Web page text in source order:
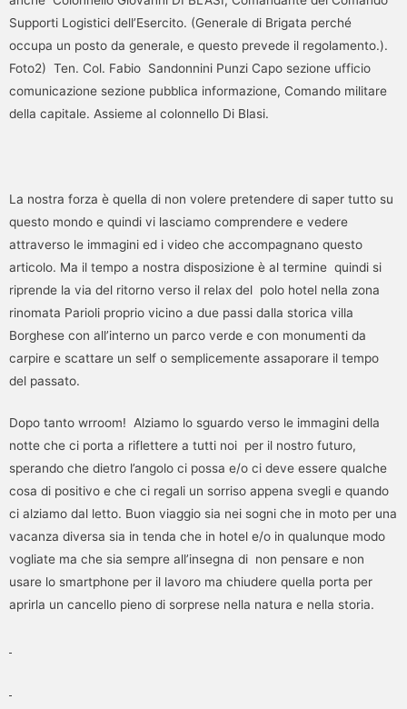
Supporti Logistici dell’Esercito. (Generale di Brigata perché
occupa un posto da generale, e questo prevede il regolamento.).
Foto2) Ten. Col. Fabio Sandonnini Punzi Capo sezione ufficio
comunicazione sezione pubblica informazione, Comando militare
della capitale. Assieme al colonnello Di Blasi.
La nostra forza è quella di non volere pretendere di saper tutto su
questo mondo e quindi vi lasciamo comprendere e vedere
attraverso le immagini ed i video che accompagnano questo
articolo. Ma il tempo a nostra disposizione è al termine quindi si
riprende la via del ritorno verso il relax del polo hotel nella zona
rinomata Parioli proprio vicino a due passi dalla storica villa
Borghese con all’interno un parco verde e con monumenti da
carpire e scattare un self o semplicemente assaporare il tempo
del passato.
Dopo tanto wrroom! Alziamo lo sguardo verso le immagini della
notte che ci porta a riflettere a tutti noi per il nostro futuro,
sperando che dietro l’angolo ci possa e/o ci deve essere qualche
cosa di positivo e che ci regali un sorriso appena svegli e quando
ci alziamo dal letto. Buon viaggio sia nei sogni che in moto per una
vacanza diversa sia in tenda che in hotel e/o in qualunque modo
vogliate ma che sia sempre all’insegna di non pensare e non
usare lo smartphone per il lavoro ma chiudere quella porta per
aprirla un cancello pieno di sorprese nella natura e nella storia.